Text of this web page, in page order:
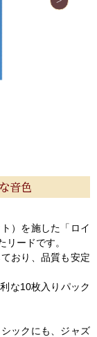
音色
）を施した「ロイ
ードです。
おり、品質も安定
な10枚入りパック
ックにも、ジャズ
イページ
証
・ポリシー